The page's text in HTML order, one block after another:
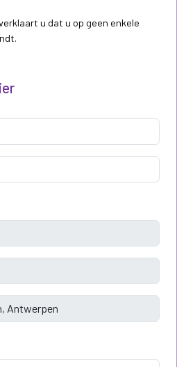
u dat u op geen enkele